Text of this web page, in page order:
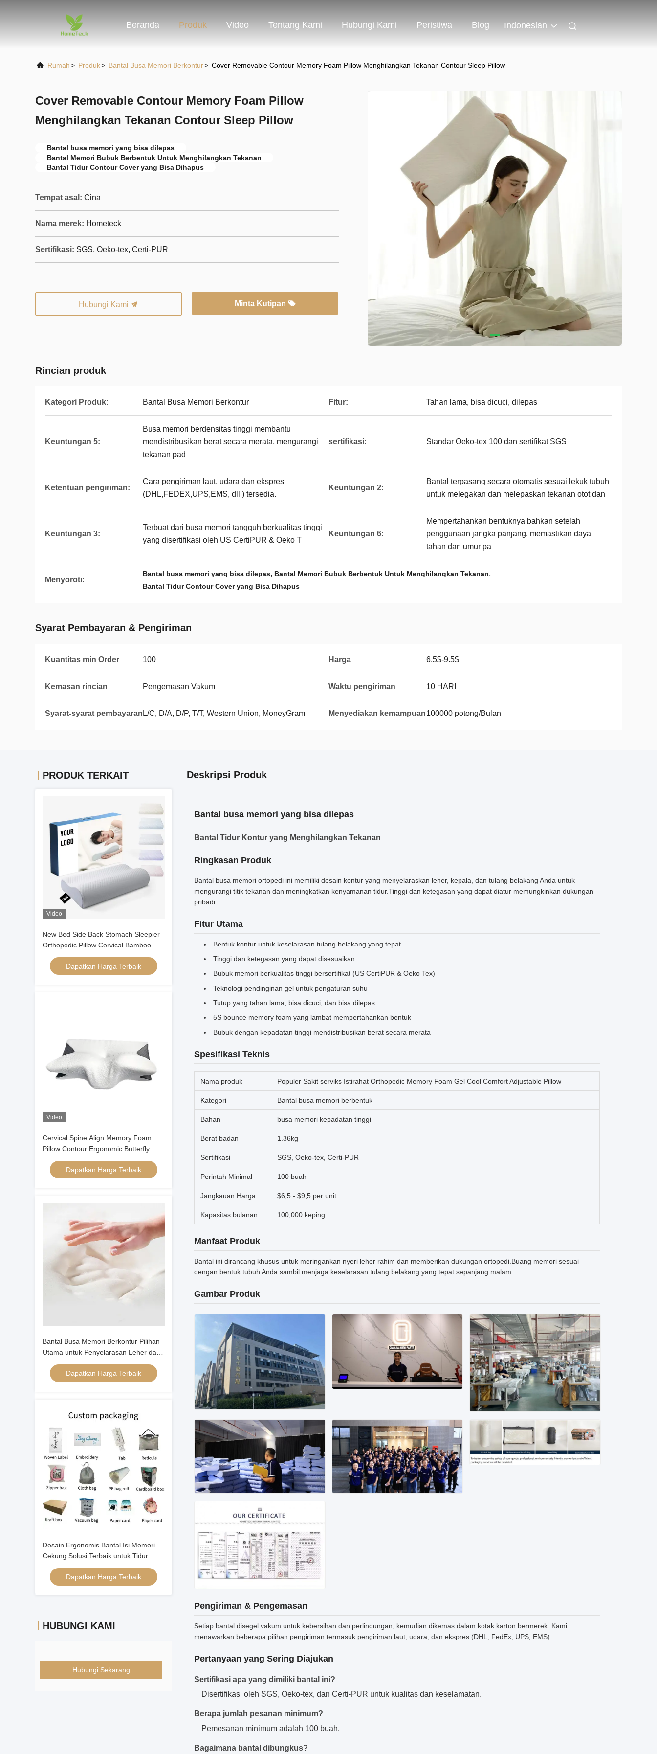
Beranda Produk Video Tentang Kami Hubungi Kami Peristiwa Blog Indonesian
Rumah> Produk> Bantal Busa Memori Berkontur> Cover Removable Contour Memory Foam Pillow Menghilangkan Tekanan Contour Sleep Pillow
Cover Removable Contour Memory Foam Pillow
Menghilangkan Tekanan Contour Sleep Pillow
Bantal busa memori yang bisa dilepas
Bantal Memori Bubuk Berbentuk Untuk Menghilangkan Tekanan
Bantal Tidur Contour Cover yang Bisa Dihapus
Tempat asal: Cina
Nama merek: Hometeck
Sertifikasi: SGS, Oeko-tex, Certi-PUR
Hubungi Kami Minta Kutipan
Rincian produk
Kategori Produk: Bantal Busa Memori Berkontur Fitur: Tahan lama, bisa dicuci, dilepas
Keuntungan 5:
Busa memori berdensitas tinggi membantu
mendistribusikan berat secara merata, mengurangi
tekanan pad
sertifikasi: Standar Oeko-tex 100 dan sertifikat SGS
Ketentuan pengiriman:
Cara pengiriman laut, udara dan ekspres
(DHL,FEDEX,UPS,EMS, dll.) tersedia.
Keuntungan 2:
Bantal terpasang secara otomatis sesuai lekuk tubuh
untuk melegakan dan melepaskan tekanan otot dan
Keuntungan 3:
Terbuat dari busa memori tangguh berkualitas tinggi
yang disertifikasi oleh US CertiPUR & Oeko T
Keuntungan 6:
Mempertahankan bentuknya bahkan setelah
penggunaan jangka panjang, memastikan daya
tahan dan umur pa
Menyoroti:
Bantal busa memori yang bisa dilepas, Bantal Memori Bubuk Berbentuk Untuk Menghilangkan Tekanan,
Bantal Tidur Contour Cover yang Bisa Dihapus
Syarat Pembayaran & Pengiriman
Kuantitas min Order 100 Harga 6.5$-9.5$
Kemasan rincian Pengemasan Vakum Waktu pengiriman 10 HARI
Syarat-syarat pembayaran L/C, D/A, D/P, T/T, Western Union, MoneyGram Menyediakan kemampuan100000 potong/Bulan
PRODUK TERKAIT
Video
New Bed Side Back Stomach Sleepier
Orthopedic Pillow Cervical Bamboo
Contour Ergonomic Memory Foam
Pillow Kepala Orthopedic
Dapatkan Harga Terbaik
Video
Cervical Spine Align Memory Foam
Pillow Contour Ergonomic Butterfly
Shape
Dapatkan Harga Terbaik
Bantal Busa Memori Berkontur Pilihan
Utama untuk Penyelarasan Leher dan
Kepala bagi Tidur Telentang
Dapatkan Harga Terbaik
Desain Ergonomis Bantal Isi Memori
Cekung Solusi Terbaik untuk Tidur
Malam yang Nyenyak
Dapatkan Harga Terbaik
HUBUNGI KAMI
Hubungi Sekarang
Deskripsi Produk
Bantal busa memori yang bisa dilepas
Bantal Tidur Kontur yang Menghilangkan Tekanan
Ringkasan Produk
Bantal busa memori ortopedi ini memiliki desain kontur yang menyelaraskan leher, kepala, dan tulang belakang Anda untuk
mengurangi titik tekanan dan meningkatkan kenyamanan tidur.Tinggi dan ketegasan yang dapat diatur memungkinkan dukungan
pribadi.
Fitur Utama
Bentuk kontur untuk keselarasan tulang belakang yang tepat
Tinggi dan ketegasan yang dapat disesuaikan
Bubuk memori berkualitas tinggi bersertifikat (US CertiPUR & Oeko Tex)
Teknologi pendinginan gel untuk pengaturan suhu
Tutup yang tahan lama, bisa dicuci, dan bisa dilepas
5S bounce memory foam yang lambat mempertahankan bentuk
Bubuk dengan kepadatan tinggi mendistribusikan berat secara merata
Spesifikasi Teknis
Nama produk Populer Sakit serviks Istirahat Orthopedic Memory Foam Gel Cool Comfort Adjustable Pillow
Kategori Bantal busa memori berbentuk
Bahan busa memori kepadatan tinggi
Berat badan 1.36kg
Sertifikasi SGS, Oeko-tex, Certi-PUR
Perintah Minimal 100 buah
Jangkauan Harga $6,5 - $9,5 per unit
Kapasitas bulanan 100,000 keping
Manfaat Produk
Bantal ini dirancang khusus untuk meringankan nyeri leher rahim dan memberikan dukungan ortopedi.Buang memori sesuai
dengan bentuk tubuh Anda sambil menjaga keselarasan tulang belakang yang tepat sepanjang malam.
Gambar Produk
Pengiriman & Pengemasan
Setiap bantal disegel vakum untuk kebersihan dan perlindungan, kemudian dikemas dalam kotak karton bermerek. Kami
menawarkan beberapa pilihan pengiriman termasuk pengiriman laut, udara, dan ekspres (DHL, FedEx, UPS, EMS).
Pertanyaan yang Sering Diajukan
Sertifikasi apa yang dimiliki bantal ini?
Disertifikasi oleh SGS, Oeko-tex, dan Certi-PUR untuk kualitas dan keselamatan.
Berapa jumlah pesanan minimum?
Pemesanan minimum adalah 100 buah.
Bagaimana bantal dibungkus?